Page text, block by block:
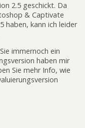
2.5 geschickt. Da
& Captivate
haben, kann ich leider
immernoch ein
haben mir
Sie mehr Info, wie